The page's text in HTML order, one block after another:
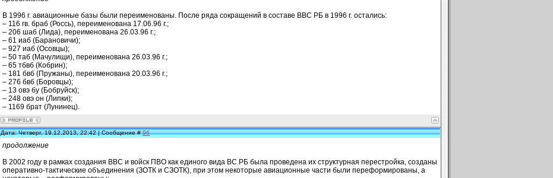
В 1996 г. авиационные базы были переименованы. После ряда сокращений в составе ВВС РБ в 1996 г. остались:
– 116 гв. браб (Россь), переименована 17.06.96 г.;
– 206 шаб (Лида), переименована 26.03.96 г.;
– 61 иаб (Барановичи);
– 927 иаб (Осовцы);
– 50 таб (Мачулищи), переименована 26.03.96 г.;
– 65 тбвб (Кобрин);
– 181 бвб (Пружаны), переименована 20.03.96 г.;
– 276 бвб (Боровцы);
– 13 овэ бу (Бобруйск);
– 248 овэ он (Липки);
– 1169 брат (Лунинец).
Дата: Четверг, 19.12.2013, 22:42 | Сообщение #96
продолжение
В 2002 году в рамках создания ВВС и войск ПВО как единого вида ВС РБ была проведена их структурная перестройка, созданы
оперативно-тактические объединения (ЗОТК и СЗОТК), при этом некоторые авиационные части были переформированы, а